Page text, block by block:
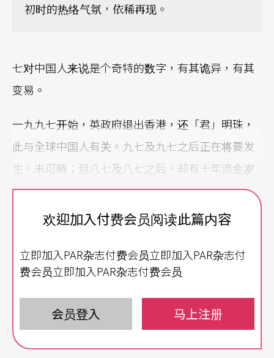
初时的热络气氛，依稀再现。
七对中国人来说是个奇特的数字，有其诡异，有其
变易。
一九九七开始，英政府退出香港，还「君」明珠，
此与全球中国人有关。九七及九七之后正在将要发
生，未可晓；但八七及八七之后，却有十年流金岁
月堪以知往。
一九八七，大易之年：二解──一月中学生解发
禁，七月解除戒严；二开──八月开放大陆探亲，
十二月开放报禁；一停──十二月爱国奖券停止发
解禁解套，轮登剧场
欢迎加入付费会员阅读此篇内容
立即加入PAR杂志付费会员立即加入PAR杂志付
费会员立即加入PAR杂志付费会员
会员登入 马上注册